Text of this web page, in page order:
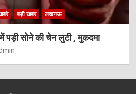
बड़ी खबर लखनऊ
पड़ी सोने की चेन लुटी , मुकदमा